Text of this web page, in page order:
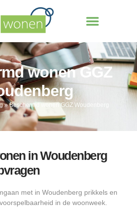
wonen GGZ
»Beschermd wonen GGZ Woudenberg
in Woudenberg
met in Woudenberg prikkels en
in de woonweek.